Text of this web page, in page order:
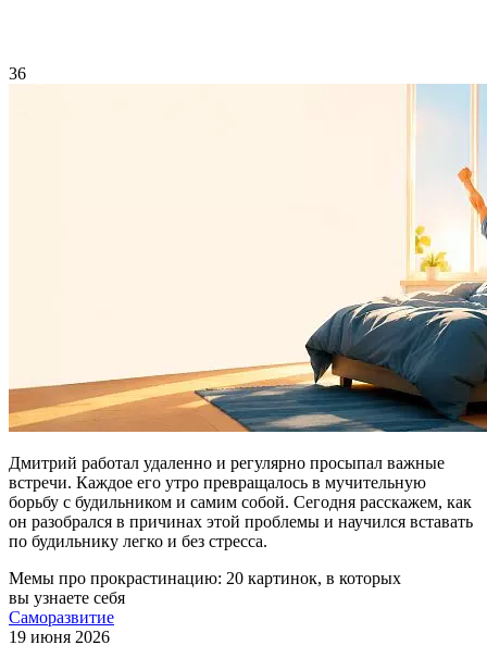
36
Дмитрий работал удаленно и регулярно просыпал важные
встречи. Каждое его утро превращалось в мучительную
борьбу с будильником и самим собой. Сегодня расскажем, как
он разобрался в причинах этой проблемы и научился вставать
по будильнику легко и без стресса.
Мемы про прокрастинацию: 20 картинок, в которых
вы узнаете себя
Саморазвитие
19 июня 2026